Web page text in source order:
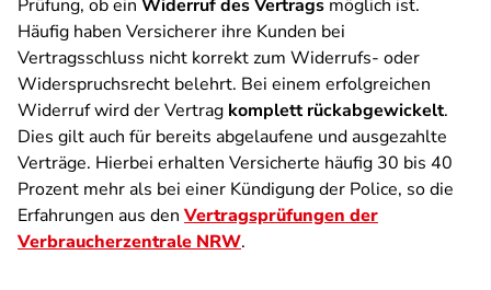
Prüfung, ob ein Widerruf des Vertrags möglich ist.
Häufig haben Versicherer ihre Kunden bei
Vertragsschluss nicht korrekt zum Widerrufs- oder
Widerspruchsrecht belehrt. Bei einem erfolgreichen
Widerruf wird der Vertrag komplett rückabgewickelt.
Dies gilt auch für bereits abgelaufene und ausgezahlte
Verträge. Hierbei erhalten Versicherte häufig 30 bis 40
Prozent mehr als bei einer Kündigung der Police, so die
Erfahrungen aus den Vertragsprüfungen der
Verbraucherzentrale NRW.